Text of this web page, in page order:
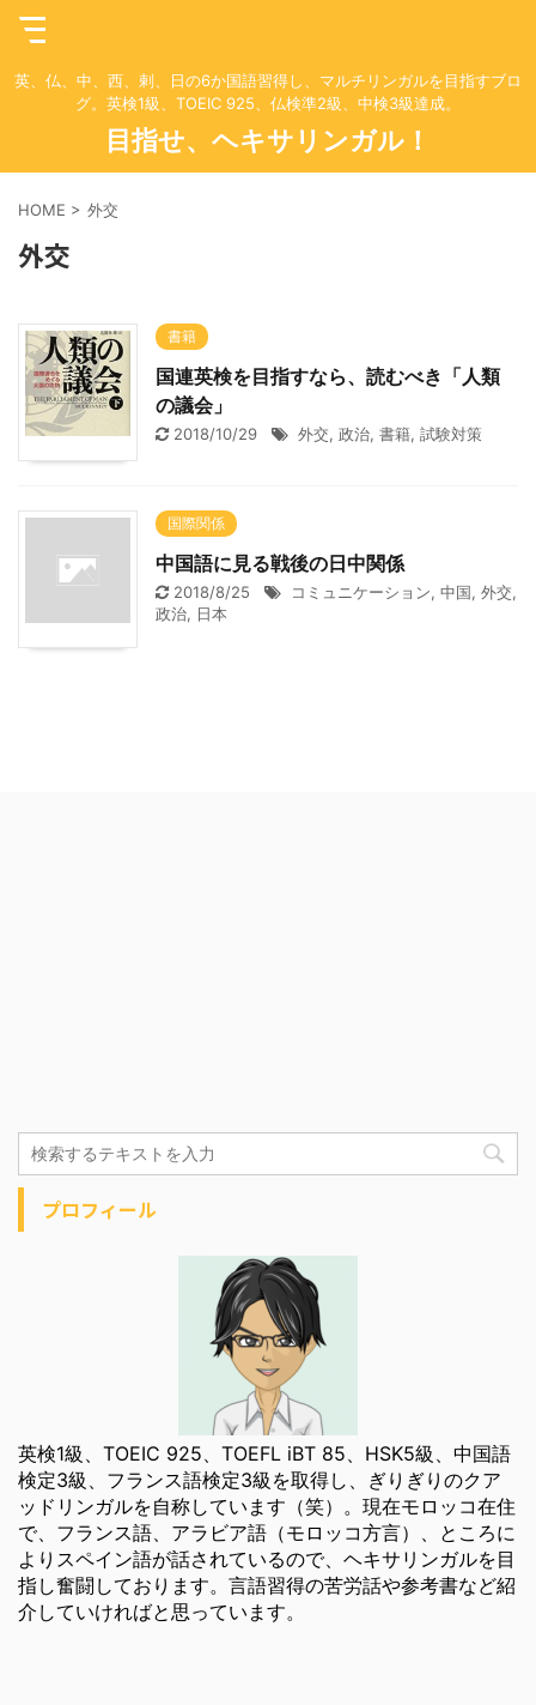
英、仏、中、西、剌、日の6か国語習得し、マルチリンガルを目指すブロ
グ。英検1級、TOEIC 925、仏検準2級、中検3級達成。
目指せ、ヘキサリンガル！
HOME > 外交
外交
書籍
国連英検を目指すなら、読むべき「人類
の議会」
2018/10/29 外交, 政治, 書籍, 試験対策
国際関係
中国語に見る戦後の日中関係
2018/8/25 コミュニケーション, 中国, 外交,
政治, 日本
プロフィール
英検1級、TOEIC 925、TOEFL iBT 85、HSK5級、中国語
検定3級、フランス語検定3級を取得し、ぎりぎりのクア
ッドリンガルを自称しています（笑）。現在モロッコ在住
で、フランス語、アラビア語（モロッコ方言）、ところに
よりスペイン語が話されているので、ヘキサリンガルを目
指し奮闘しております。言語習得の苦労話や参考書など紹
介していければと思っています。